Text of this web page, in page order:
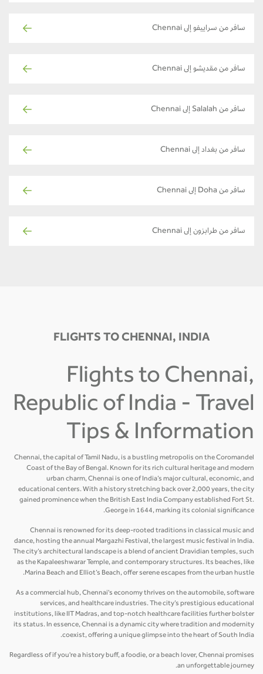
سافر من سراييفو إلى Chennai
سافر من مقديشو إلى Chennai
سافر من Salalah إلى Chennai
سافر من بغداد إلى Chennai
سافر من Doha إلى Chennai
سافر من طرابزون إلى Chennai
FLIGHTS TO CHENNAI, INDIA
Flights to Chennai,
Republic of India - Travel
Tips & Information
Chennai, the capital of Tamil Nadu, is a bustling metropolis on the Coromandel
Coast of the Bay of Bengal. Known for its rich cultural heritage and modern
urban charm, Chennai is one of India’s major cultural, economic, and
educational centers. With a history stretching back over 2,000 years, the city
gained prominence when the British East India Company established Fort St.
George in 1644, marking its colonial significance.
Chennai is renowned for its deep-rooted traditions in classical music and
dance, hosting the annual Margazhi Festival, the largest music festival in India.
The city’s architectural landscape is a blend of ancient Dravidian temples, such
as the Kapaleeshwarar Temple, and contemporary structures. Its beaches, like
Marina Beach and Elliot’s Beach, offer serene escapes from the urban hustle.
As a commercial hub, Chennai's economy thrives on the automobile, software
services, and healthcare industries. The city’s prestigious educational
institutions, like IIT Madras, and top-notch healthcare facilities further bolster
its status. In essence, Chennai is a dynamic city where tradition and modernity
coexist, offering a unique glimpse into the heart of South India.
Regardless of if you're a history buff, a foodie, or a beach lover, Chennai promises
an unforgettable journey.